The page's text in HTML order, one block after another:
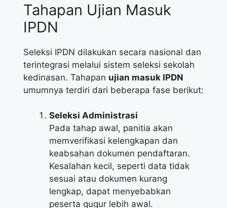
Tahapan Ujian Masuk
IPDN
Seleksi IPDN dilakukan secara nasional dan
terintegrasi melalui sistem seleksi sekolah
kedinasan. Tahapan ujian masuk IPDN
umumnya terdiri dari beberapa fase berikut:
Seleksi Administrasi
Pada tahap awal, panitia akan
memverifikasi kelengkapan dan
keabsahan dokumen pendaftaran.
Kesalahan kecil, seperti data tidak
sesuai atau dokumen kurang
lengkap, dapat menyebabkan
peserta gugur lebih awal.